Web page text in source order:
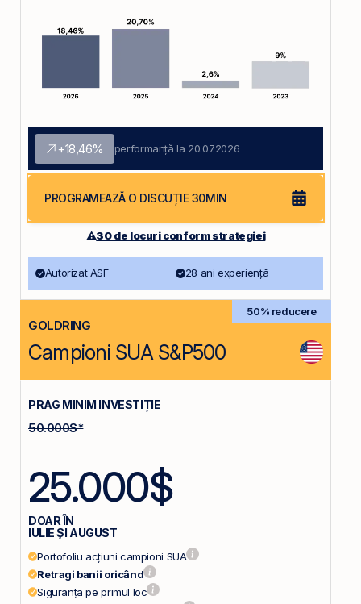
+18,46% performanță la 20.07.2026
PROGRAMEAZĂ O DISCUȚIE 30MIN
⚠️30 de locuri conform strategiei
Autorizat ASF 28 ani experiență
50% reducere
GOLDRING
Campioni SUA S&P500
PRAG MINIM INVESTIȚIE
50.000$*
25.000$
DOAR ÎN
IULIE ȘI AUGUST
Portofoliu acțiuni campioni SUA
Retragi banii oricând
Siguranța pe primul loc